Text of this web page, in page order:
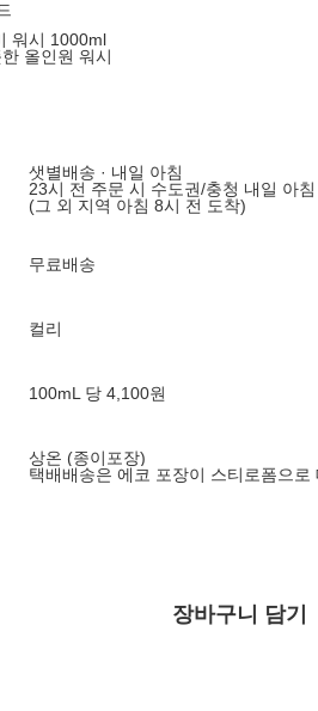
워시 1000ml
올인원 워시
샛별배송 · 내일 아침
23시 전 주문 시 수도권/충청 내일 아
(그 외 지역 아침 8시 전 도착)
무료배송
컬리
100mL 당 4,100원
상온 (종이포장)
택배배송은 에코 포장이 스티로폼으로
장바구니 담기